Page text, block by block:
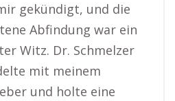
gekündigt, und die
Abfindung war ein
Witz. Dr. Schmelzer
mit meinem
und holte eine